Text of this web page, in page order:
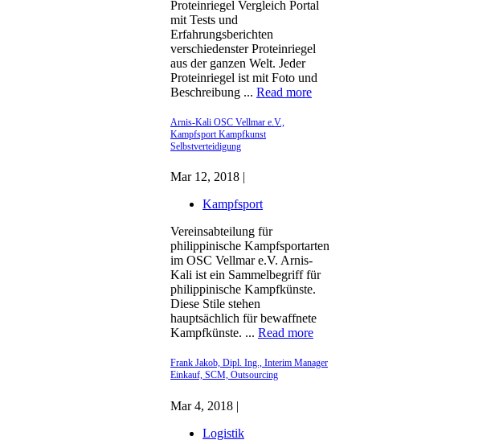
Proteinriegel Vergleich Portal
mit Tests und
Erfahrungsberichten
verschiedenster Proteinriegel
aus der ganzen Welt. Jeder
Proteinriegel ist mit Foto und
Beschreibung ... Read more
Arnis-Kali OSC Vellmar e.V.,
Kampfsport Kampfkunst
Selbstverteidigung
Mar 12, 2018 |
Kampfsport
Vereinsabteilung für
philippinische Kampfsportarten
im OSC Vellmar e.V. Arnis-
Kali ist ein Sammelbegriff für
philippinische Kampfkünste.
Diese Stile stehen
hauptsächlich für bewaffnete
Kampfkünste. ... Read more
Frank Jakob, Dipl. Ing., Interim Manager
Einkauf, SCM, Outsourcing
Mar 4, 2018 |
Logistik